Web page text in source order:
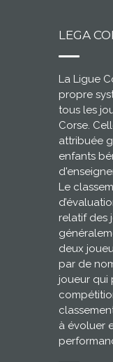
LEGA
La Ligue
propre
tous les
Corse.
attribuée
enfants
Le
relatif des
deux
par de
joueur qui
à évoluer